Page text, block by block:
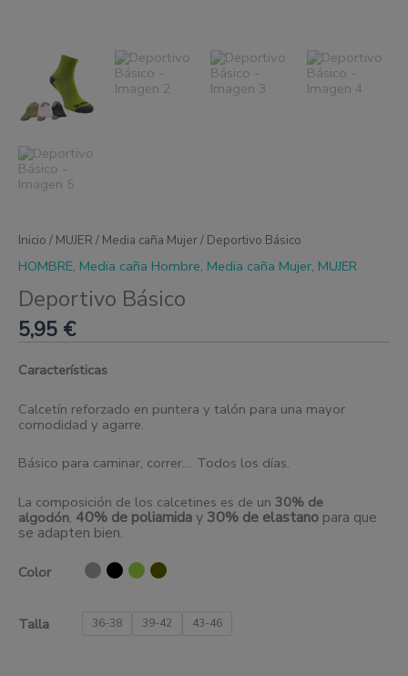
Inicio / MUJER / Media caña Mujer/ Deportivo Básico
HOMBRE, Media caña Hombre, Media caña Mujer, MUJER
Deportivo Básico
5,95 €
Características
Calcetín reforzado en puntera y talón para una mayor
comodidad y agarre.
Básico para caminar, correr…. Todos los días.
La composición de los calcetines es de un 30% de
algodón, 40% de poliamiday 30% de elastano para que
se adapten bien.
Color
Talla 36-38 39-42 43-46